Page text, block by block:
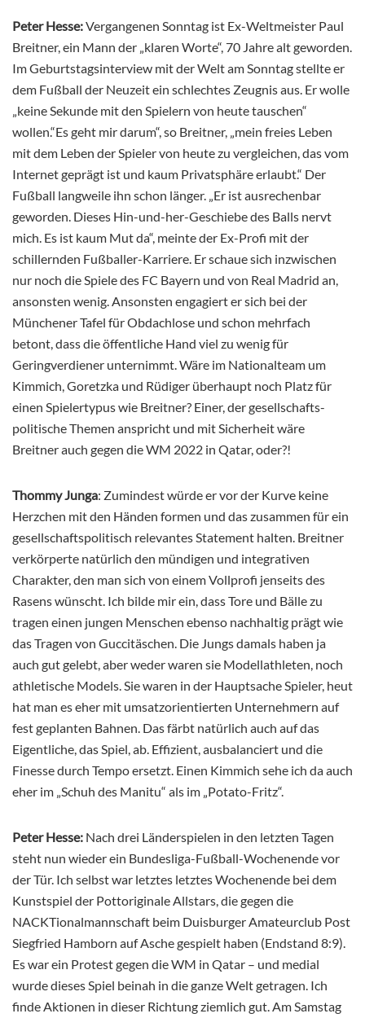
Peter Hesse:Vergangenen Sonntag ist Ex-Weltmeister Paul
Breitner, ein Mann der „klaren Worte“, 70 Jahre alt geworden.
Im Geburtstagsinterview mit der Welt am Sonntag stellte er
dem Fußball der Neuzeit ein schlechtes Zeugnis aus. Er wolle
„keine Sekunde mit den Spielern von heute tauschen“
wollen.“Es geht mir darum“, so Breitner, „mein freies Leben
mit dem Leben der Spieler von heute zu vergleichen, das vom
Internet geprägt ist und kaum Privatsphäre erlaubt.“ Der
Fußball langweile ihn schon länger. „Er ist ausrechenbar
geworden. Dieses Hin-und-her-Geschiebe des Balls nervt
mich. Es ist kaum Mut da“, meinte der Ex-Profi mit der
schillernden Fußballer-Karriere. Er schaue sich inzwischen
nur noch die Spiele des FC Bayern und von Real Madrid an,
ansonsten wenig. Ansonsten engagiert er sich bei der
Münchener Tafel für Obdachlose und schon mehrfach
betont, dass die öffentliche Hand viel zu wenig für
Geringverdiener unternimmt. Wäre im Nationalteam um
Kimmich, Goretzka und Rüdiger überhaupt noch Platz für
einen Spielertypus wie Breitner? Einer, der gesellschafts-
politische Themen anspricht und mit Sicherheit wäre
Breitner auch gegen die WM 2022 in Qatar, oder?!
Thommy Junga: Zumindest würde er vor der Kurve keine
Herzchen mit den Händen formen und das zusammen für ein
gesellschaftspolitisch relevantes Statement halten. Breitner
verkörperte natürlich den mündigen und integrativen
Charakter, den man sich von einem Vollprofi jenseits des
Rasens wünscht. Ich bilde mir ein, dass Tore und Bälle zu
tragen einen jungen Menschen ebenso nachhaltig prägt wie
das Tragen von Guccitäschen. Die Jungs damals haben ja
auch gut gelebt, aber weder waren sie Modellathleten, noch
athletische Models. Sie waren in der Hauptsache Spieler, heut
hat man es eher mit umsatzorientierten Unternehmern auf
fest geplanten Bahnen. Das färbt natürlich auch auf das
Eigentliche, das Spiel, ab. Effizient, ausbalanciert und die
Finesse durch Tempo ersetzt. Einen Kimmich sehe ich da auch
eher im „Schuh des Manitu“ als im „Potato-Fritz“.
Peter Hesse: Nach drei Länderspielen in den letzten Tagen
steht nun wieder ein Bundesliga-Fußball-Wochenende vor
der Tür. Ich selbst war letztes letztes Wochenende bei dem
Kunstspiel der Pottoriginale Allstars, die gegen die
NACKTionalmannschaft beim Duisburger Amateurclub Post
Siegfried Hamborn auf Asche gespielt haben (Endstand 8:9).
Es war ein Protest gegen die WM in Qatar – und medial
wurde dieses Spiel beinah in die ganze Welt getragen. Ich
finde Aktionen in dieser Richtung ziemlich gut. Am Samstag